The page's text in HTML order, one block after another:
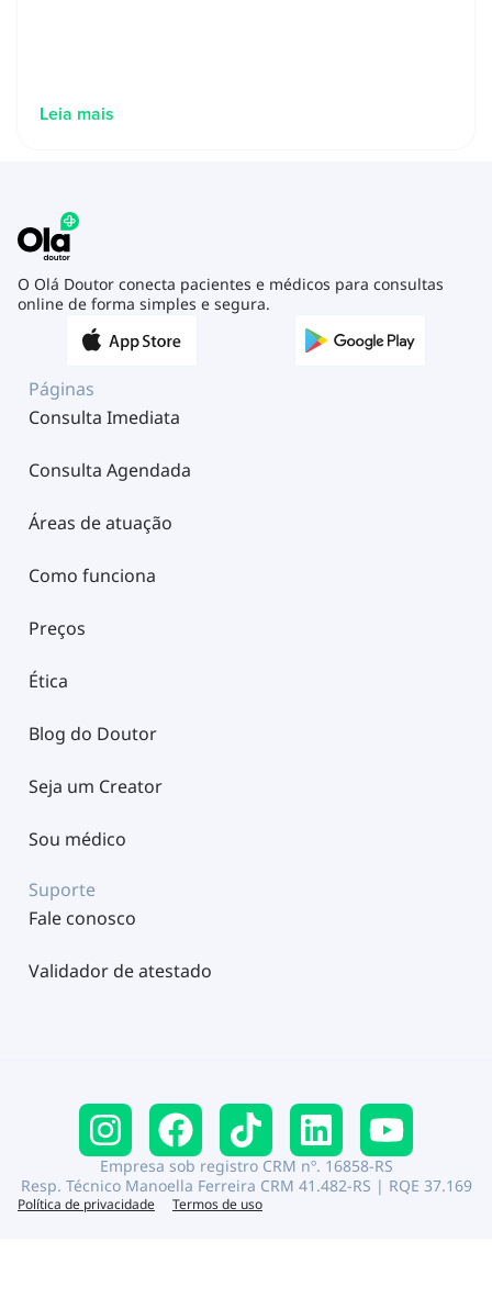
Leia mais
O Olá Doutor conecta pacientes e médicos para consultas
online de forma simples e segura.
Páginas
Consulta Imediata
Consulta Agendada
Áreas de atuação
Como funciona
Preços
Ética
Blog do Doutor
Seja um Creator
Sou médico
Suporte
Fale conosco
Validador de atestado
Política de privacidade Termos de uso
Empresa sob registro CRM nº. 16858-RS
Resp. Técnico Manoella Ferreira CRM 41.482-RS | RQE 37.169